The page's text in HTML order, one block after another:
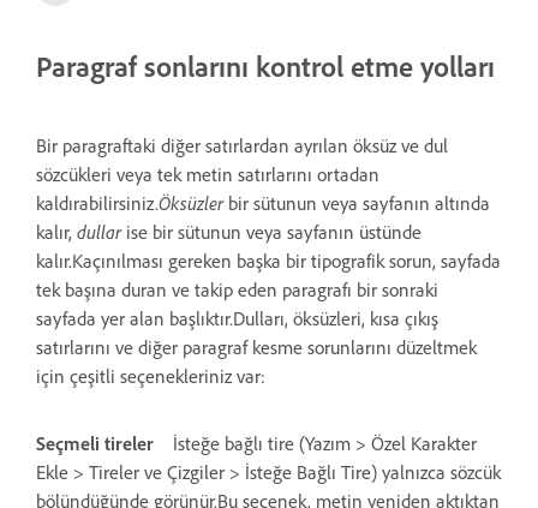
Paragraf sonlarını kontrol etme yolları
Bir paragraftaki diğer satırlardan ayrılan öksüz ve dul
sözcükleri veya tek metin satırlarını ortadan
kaldırabilirsiniz.Öksüzlerbir sütunun veya sayfanın altında
kalır, dullarise bir sütunun veya sayfanın üstünde
kalır.Kaçınılması gereken başka bir tipografik sorun, sayfada
tek başına duran ve takip eden paragrafı bir sonraki
sayfada yer alan başlıktır.Dulları, öksüzleri, kısa çıkış
satırlarını ve diğer paragraf kesme sorunlarını düzeltmek
için çeşitli seçenekleriniz var:
Seçmeli tireler
İsteğe bağlı tire (Yazım > Özel Karakter
Ekle > Tireler ve Çizgiler > İsteğe Bağlı Tire) yalnızca sözcük
bölündüğünde görünür.Bu seçenek, metin yeniden aktıktan